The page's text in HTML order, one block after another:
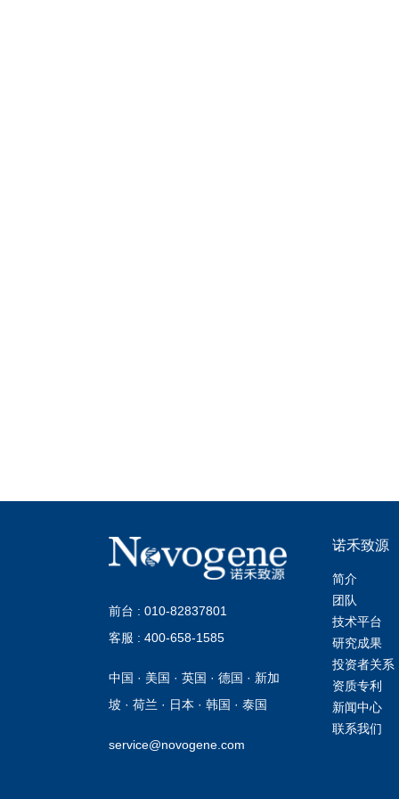
前台 : 010-82837801
客服 : 400-658-1585
中国 · 美国 · 英国 · 德国 · 新加
坡 · 荷兰 · 日本 · 韩国 · 泰国
service@novogene.com
诺禾致源
简介
团队
技术平台
研究成果
投资者关系
资质专利
新闻中心
联系我们